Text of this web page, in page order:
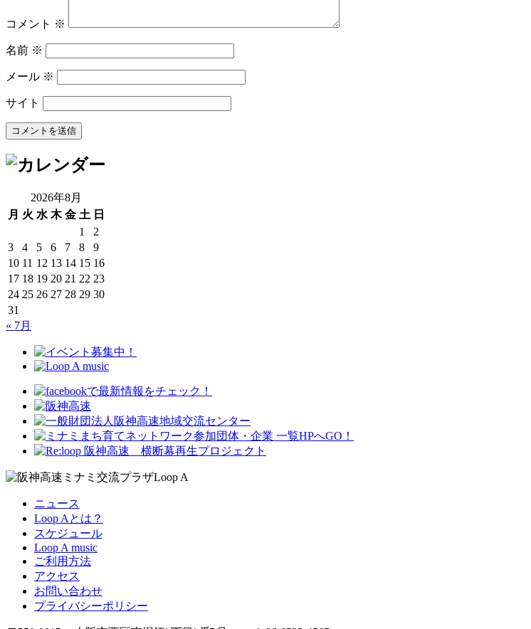
コメント ※
名前 ※
メール ※
サイト
2026年8月
月 火 水 木 金 土 日
1
2
3
4 5 6 7 8
9
10 11 12 13 14 15 16
17 18 19 20 21 22 23
24 25 26 27 28 29 30
31
« 7月
ニュース
Loop Aとは？
スケジュール
Loop A music
ご利用方法
アクセス
お問い合わせ
プライバシーポリシー